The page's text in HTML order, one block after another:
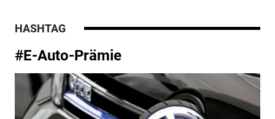
HASHTAG
#E-Auto-Prämie